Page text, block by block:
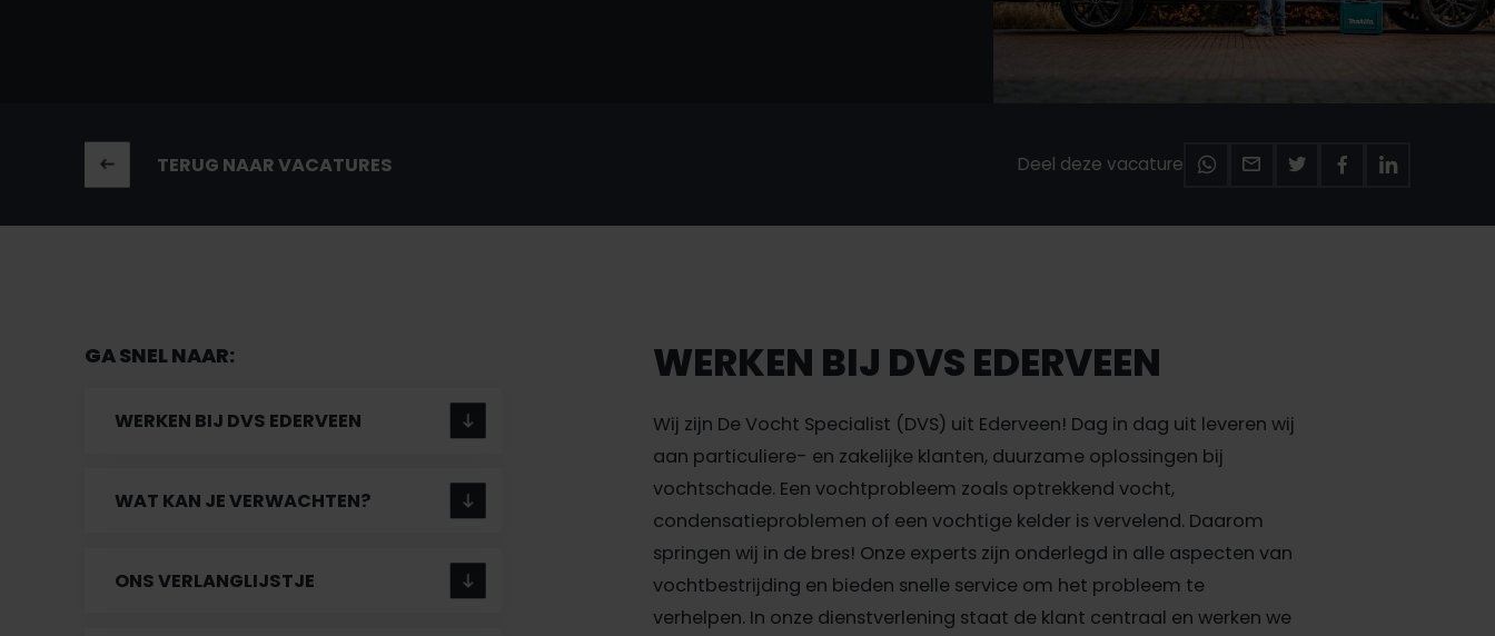
TERUG NAAR VACATURES Deel deze vacature
GA SNEL NAAR:
WERKEN BIJ DVS EDERVEEN
WAT KAN JE VERWACHTEN?
ONS VERLANGLIJSTJE
WERKEN BIJ DVS EDERVEEN
Wij zijn De Vocht Specialist (DVS) uit Ederveen! Dag in dag uit leveren wij
aan particuliere- en zakelijke klanten, duurzame oplossingen bij
vochtschade. Een vochtprobleem zoals optrekkend vocht,
condensatieproblemen of een vochtige kelder is vervelend. Daarom
springen wij in de bres! Onze experts zijn onderlegd in alle aspecten van
vochtbestrijding en bieden snelle service om het probleem te
verhelpen. In onze dienstverlening staat de klant centraal en werken we